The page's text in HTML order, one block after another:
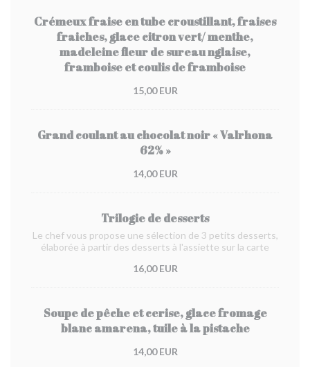
Crémeux fraise en tube croustillant, fraises
fraiches, glace citron vert/ menthe,
madeleine fleur de sureau nglaise,
framboise et coulis de framboise
15,00 EUR
Grand coulant au chocolat noir « Valrhona
62% »
14,00 EUR
Trilogie de desserts
Le chef vous propose une sélection de 3 petits desserts,
élaborée à partir des desserts à l'assiette sur la carte
16,00 EUR
Soupe de pêche et cerise, glace fromage
blanc amarena, tuile à la pistache
14,00 EUR